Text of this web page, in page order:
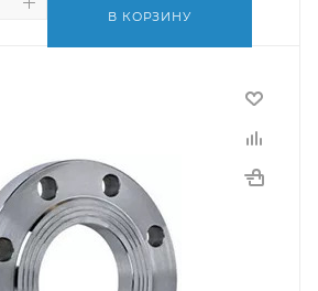
В КОРЗИНУ